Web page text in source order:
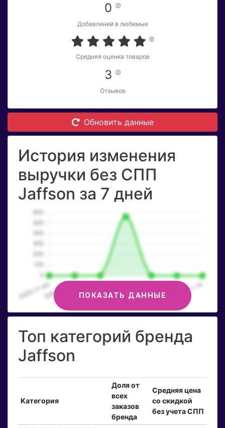
0
Добавлений в любимые
Средняя оценка товаров
3
Отзывов
Обновить данные
История изменения
выручки без СПП
Jaffson за 7 дней
ПОКАЗАТЬ ДАННЫЕ
Топ категорий бренда
Jaffson
Категория
Доля от
всех
заказов
бренда
Средняя цена
со скидкой
без учета СПП